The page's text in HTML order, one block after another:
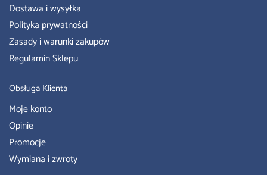
Dostawa i wysyłka
Polityka prywatności
Zasady i warunki zakupów
Regulamin Sklepu
Obsługa Klienta
Moje konto
Opinie
Promocje
Wymiana i zwroty